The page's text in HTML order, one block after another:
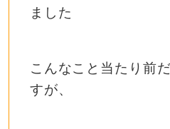
ました
こんなこと当たり前
すが、